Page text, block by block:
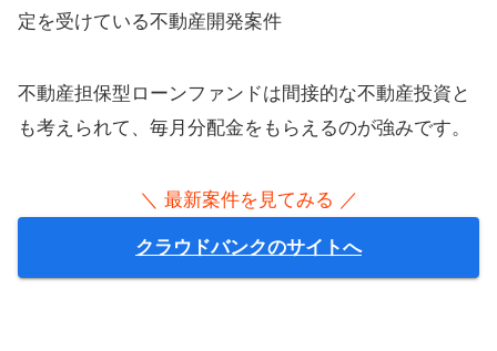
定を受けている不動産開発案件
不動産担保型ローンファンドは間接的な不動産投資と
も考えられて、毎月分配金をもらえるのが強みです。
＼ 最新案件を見てみる ／
クラウドバンクのサイトへ